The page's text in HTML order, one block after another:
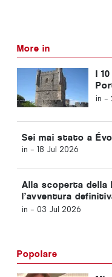
More in
I
in -
Sei mai stato a
in - 18 Jul 2026
Alla scoperta della
l’avventura
mozzafiato
in - 03 Jul 2026
Popolare